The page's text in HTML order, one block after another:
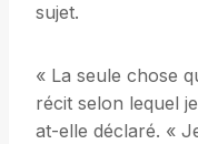
sujet.
« La seule chose
récit selon lequel
at-elle déclaré. «